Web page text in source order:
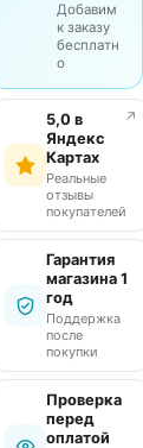
Добавим
к заказу
бесплатн
о
5,0 в
Яндекс
Картах
Реальные
отзывы
покупателей
↗
Гарантия
магазина 1
год
Поддержка
после
покупки
Проверка
перед
оплатой